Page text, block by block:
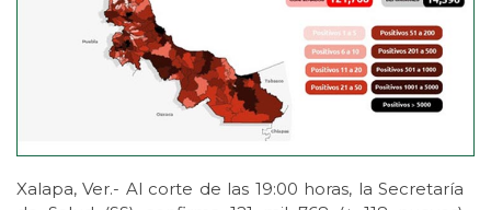
Xalapa, Ver.- Al corte de las 19:00 horas, la Secretaría